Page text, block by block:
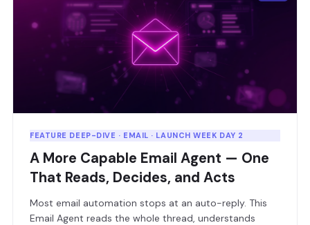
FEATURE DEEP-DIVE · EMAIL · LAUNCH WEEK DAY 2
A More Capable Email Agent — One
That Reads, Decides, and Acts
Most email automation stops at an auto-reply. This
Email Agent reads the whole thread, understands